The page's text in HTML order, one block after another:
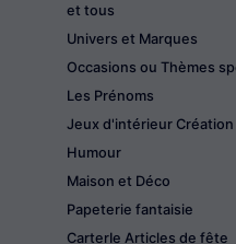
et tous
Univers et Marques
Occasions ou Thèmes
Les Prénoms
Jeux d'intérieur Création
Humour
Maison et Déco
Papeterie fantaisie
CarterIe Articles de fête